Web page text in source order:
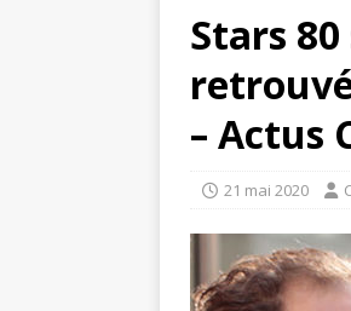
Stars
– Actus
21 mai 2020